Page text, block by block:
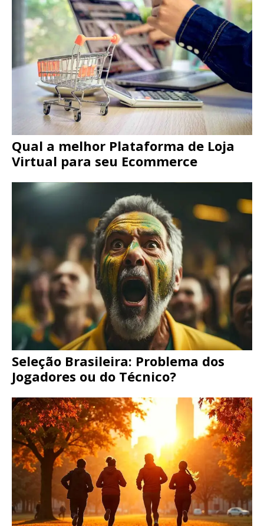
Qual a melhor Plataforma de Loja
Virtual para seu Ecommerce
Seleção Brasileira: Problema dos
Jogadores ou do Técnico?